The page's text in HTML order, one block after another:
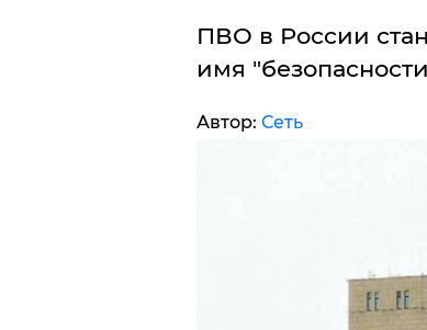
ПВО в России
имя
Автор: Сеть